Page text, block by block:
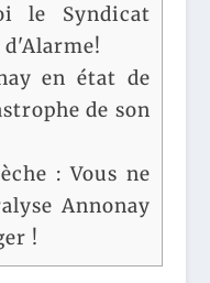
le Syndicat
en état de
de son
: Vous ne
Annonay
!